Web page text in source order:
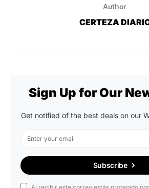
Author
CERTEZA
Sign Up for Our
Get notified of the best deals on our
Subscribe